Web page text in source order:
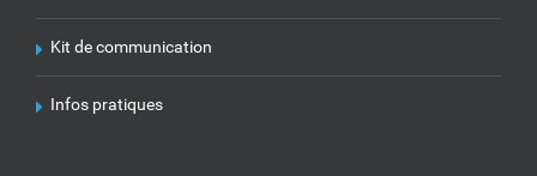
Kit de communication
Infos pratiques